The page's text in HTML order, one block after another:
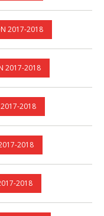
2017-2018
2017-2018
2017-2018
2018
2018